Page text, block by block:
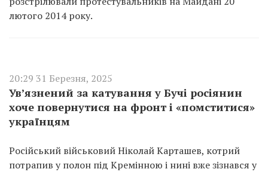
лютого 2014 року.
20:29 31 Березня, 2025
Увʼязнений за катування у Бучі росіянин
хоче повернутися на фронт і «помститися»
українцям
Російський військовий Ніколай Карташев, котрий
потрапив у полон під Кремінною і нині вже зізнався у